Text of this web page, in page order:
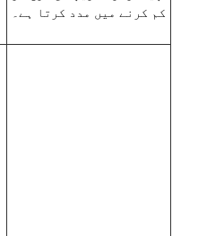
کم کرنے میں مدد کرتا ہے۔